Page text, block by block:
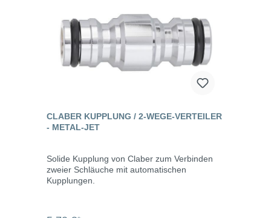
CLABER KUPPLUNG / 2-WEGE-VERTEILER
- METAL-JET
Solide Kupplung von Claber zum Verbinden
zweier Schläuche mit automatischen
Kupplungen.